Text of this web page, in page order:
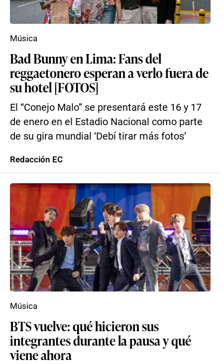
Bad Bunny en Lima: Fans del
reggaetonero esperan a verlo fuera de
su hotel [FOTOS]
El “Conejo Malo” se presentará este 16 y 17
de enero en el Estadio Nacional como parte
de su gira mundial ‘Debí tirar más fotos’
Música
Redacción EC
BTS vuelve: qué hicieron sus
integrantes durante la pausa y qué
viene ahora
Música